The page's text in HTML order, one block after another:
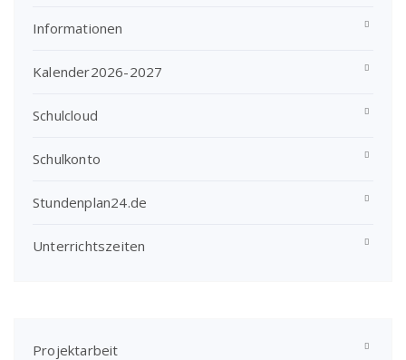
Informationen
Kalender2026-2027
Schulcloud
Schulkonto
Stundenplan24.de
Unterrichtszeiten
Projektarbeit